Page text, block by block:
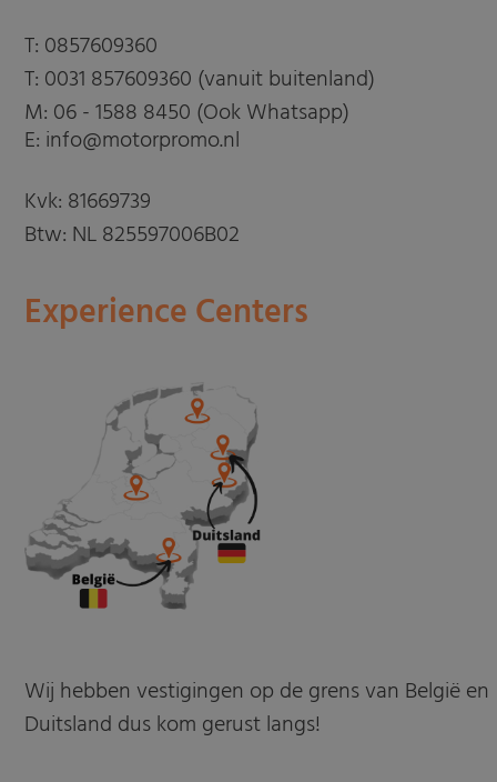
T: 0857609360
T: 0031 857609360 (vanuit buitenland)
M: 06 - 1588 8450 (Ook Whatsapp)
E: info@motorpromo.nl
Kvk: 81669739
Btw: NL 825597006B02
Experience Centers
Wij hebben vestigingen op de grens van België en
Duitsland dus kom gerust langs!